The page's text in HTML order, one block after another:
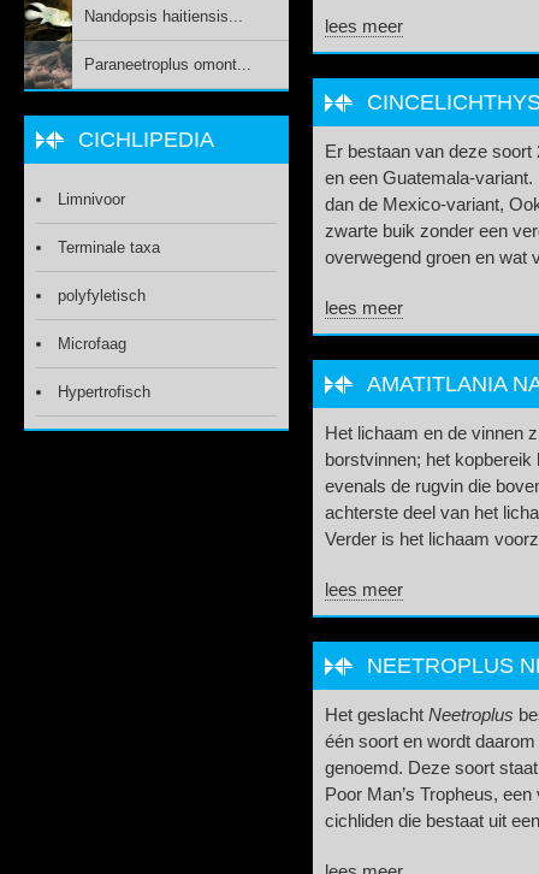
lees meer
Er bestaan van deze
en een Guatemala-
dan de Mexico-variant,
zwarte buik zonder een
overwegend groen en wat
lees meer
AMATITLANIA
Het lichaam en de vinnen
borstvinnen; het
evenals de rugvin die
achterste deel van het
Verder is het lichaam
lees meer
NEETROPLUS
Het geslacht Neetroplus
één soort en wordt
genoemd. Deze soort
Poor Man’s Tropheus,
cichliden die bestaat uit
Nandopsis haitiensis...
Paraneetroplus omont...
CICHLIPEDIA
Limnivoor
Terminale taxa
polyfyletisch
Microfaag
Hypertrofisch